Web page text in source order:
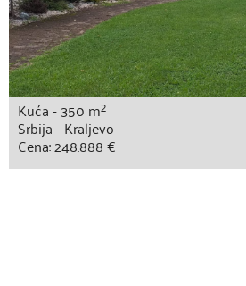
Kuća - 350 m2
Srbija - Kraljevo
Cena: 248.888 €